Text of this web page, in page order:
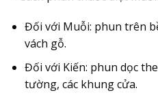
Đối với Muỗi: phun trên
vách gỗ.
Đối với Kiến: phun dọc
tường, các khung cửa.